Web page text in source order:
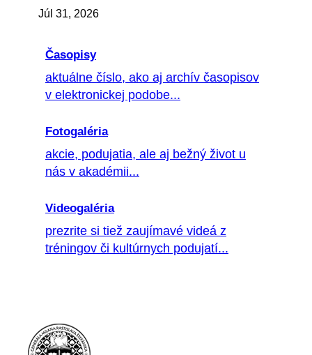
Júl 31, 2026
Časopisy
aktuálne číslo, ako aj archív časopisov
v elektronickej podobe...
Fotogaléria
akcie, podujatia, ale aj bežný život u
nás v akadémii...
Videogaléria
prezrite si tiež zaujímavé videá z
tréningov či kultúrnych podujatí...